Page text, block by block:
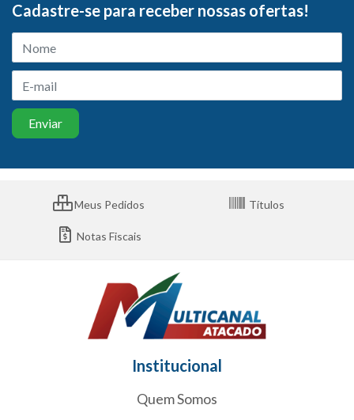
Cadastre-se para receber nossas ofertas!
Meus Pedidos Títulos
Notas Fiscais
Institucional
Quem Somos